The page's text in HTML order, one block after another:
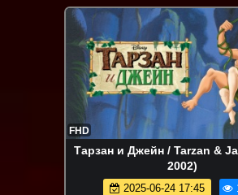
FHD
Тарзан и Джейн / Tarzan &
2002)
2025-06-24 17:45